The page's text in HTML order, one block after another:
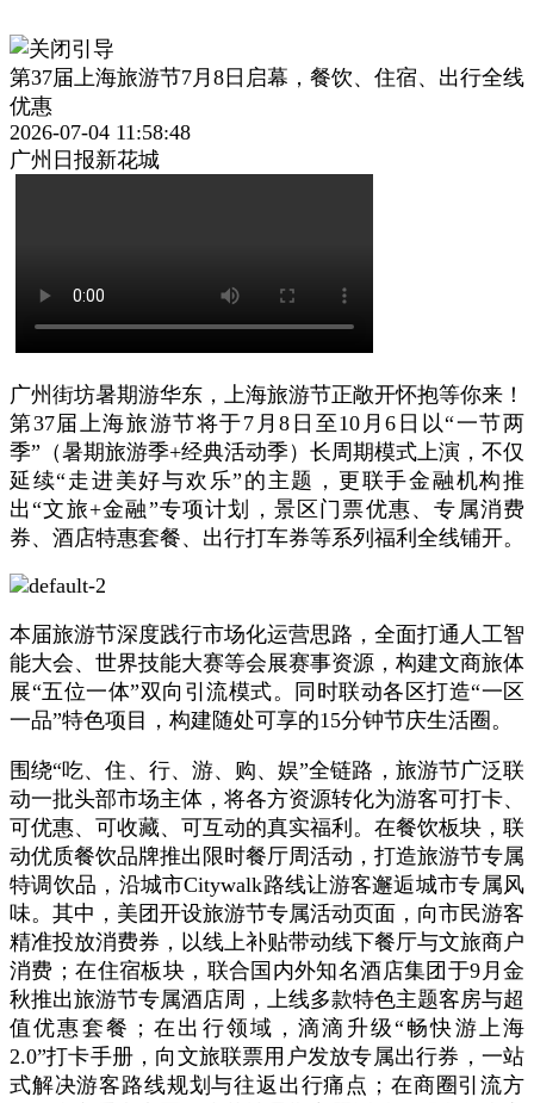
第37届上海旅游节7月8日启幕，餐饮、住宿、出行全线
优惠
2026-07-04 11:58:48
广州日报新花城
广州街坊暑期游华东，上海旅游节正敞开怀抱等你来！
第37届上海旅游节将于7月8日至10月6日以“一节两
季”（暑期旅游季+经典活动季）长周期模式上演，不仅
延续“走进美好与欢乐”的主题，更联手金融机构推
出“文旅+金融”专项计划，景区门票优惠、专属消费
券、酒店特惠套餐、出行打车券等系列福利全线铺开。
本届旅游节深度践行市场化运营思路，全面打通人工智
能大会、世界技能大赛等会展赛事资源，构建文商旅体
展“五位一体”双向引流模式。同时联动各区打造“一区
一品”特色项目，构建随处可享的15分钟节庆生活圈。
围绕“吃、住、行、游、购、娱”全链路，旅游节广泛联
动一批头部市场主体，将各方资源转化为游客可打卡、
可优惠、可收藏、可互动的真实福利。在餐饮板块，联
动优质餐饮品牌推出限时餐厅周活动，打造旅游节专属
特调饮品，沿城市Citywalk路线让游客邂逅城市专属风
味。其中，美团开设旅游节专属活动页面，向市民游客
精准投放消费券，以线上补贴带动线下餐厅与文旅商户
消费；在住宿板块，联合国内外知名酒店集团于9月金
秋推出旅游节专属酒店周，上线多款特色主题客房与超
值优惠套餐；在出行领域，滴滴升级“畅快游上海
2.0”打卡手册，向文旅联票用户发放专属出行券，一站
式解决游客路线规划与往返出行痛点；在商圈引流方